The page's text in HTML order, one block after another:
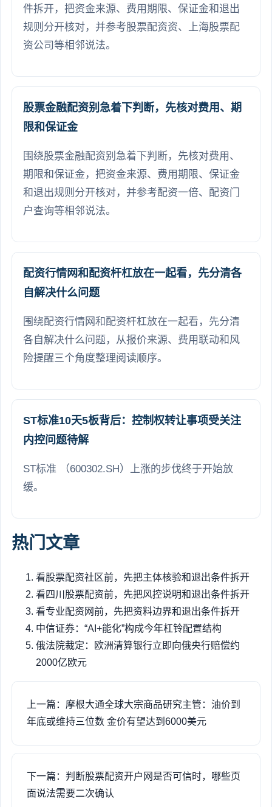
件拆开，把资金来源、费用期限、保证金和退出
规则分开核对，并参考股票配资资、上海股票配
资公司等相邻说法。
股票金融配资别急着下判断，先核对费用、期
限和保证金
围绕股票金融配资别急着下判断，先核对费用、
期限和保证金，把资金来源、费用期限、保证金
和退出规则分开核对，并参考配资一倍、配资门
户查询等相邻说法。
配资行情网和配资杆杠放在一起看，先分清各
自解决什么问题
围绕配资行情网和配资杆杠放在一起看，先分清
各自解决什么问题，从报价来源、费用联动和风
险提醒三个角度整理阅读顺序。
ST标准10天5板背后：控制权转让事项受关注
内控问题待解
ST标准 （600302.SH）上涨的步伐终于开始放
缓。
热门文章
看股票配资社区前，先把主体核验和退出条件拆开
看四川股票配资前，先把风控说明和退出条件拆开
看专业配资网前，先把资料边界和退出条件拆开
中信证券：“AI+能化”构成今年杠铃配置结构
俄法院裁定：欧洲清算银行立即向俄央行赔偿约
2000亿欧元
上一篇：摩根大通全球大宗商品研究主管：油价到
年底或维持三位数 金价有望达到6000美元
下一篇：判断股票配资开户网是否可信时，哪些页
面说法需要二次确认